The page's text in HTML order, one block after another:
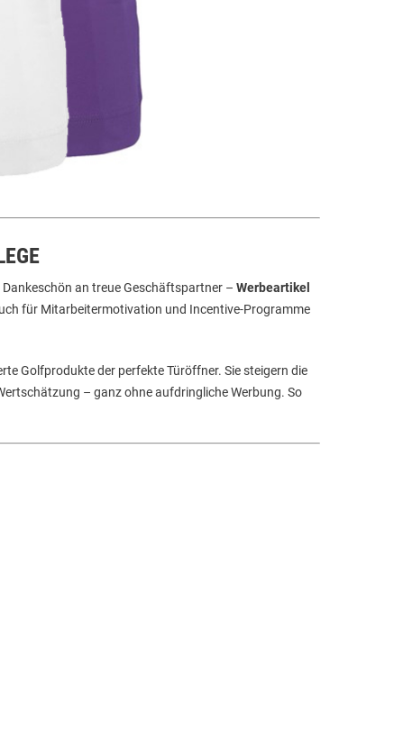
an treue Geschäftspartner – Werbeartikel
für Mitarbeitermotivation und Incentive-Programme
Golfprodukte der perfekte Türöffner. Sie steigern die
– ganz ohne aufdringliche Werbung. So